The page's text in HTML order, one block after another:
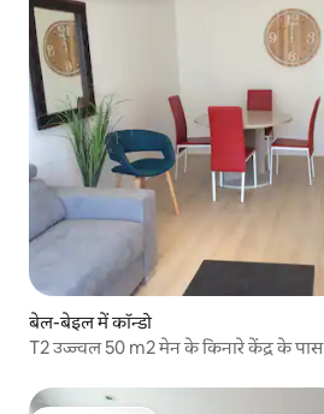
बेल-बेइल में कॉन्डो
T2 उज्ज्वल 50 m2 मेन के किनारे केंद्र के पास